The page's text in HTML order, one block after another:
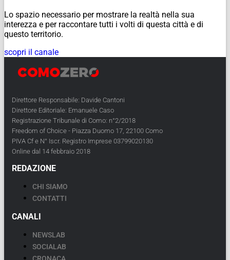
Lo spazio necessario per mostrare la realtà nella sua
interezza e per raccontare tutti i volti di questa città e di
questo territorio.
scopri il canale
Direttore Responsabile: Davide Cantoni
Direttore Editoriale: Emanuele Caso
Registrazione Tribunale di Como: n°2/2018
Freedom of Choice - Piazza Duomo 17, 22100 Como
PIVA Cf e N° Iscr. Registro Imprese 03799020130
Online dal 14 febbraio 2018
REDAZIONE
CHI SIAMO
CONTATTI
CANALI
NEWSLAB
SOCIALAB
CRONACA